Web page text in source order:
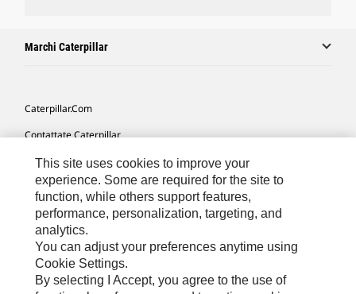
Marchi Caterpillar
Caterpillar.com
Contattate Caterpillar
Le Mie Preferenze Di Marketing
Mappa Del Sito
Cookie Settings
Informazioni Legali
Tutela Della Privacy
This site uses cookies to improve your
experience. Some are required for the site to
function, while others support features,
performance, personalization, targeting, and
analytics.
You can adjust your preferences anytime using
Cookie Settings.
By selecting I Accept, you agree to the use of